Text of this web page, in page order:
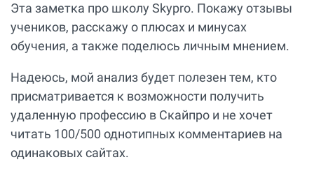
Эта заметка про школу Skypro. Покажу отзывы
учеников, расскажу о плюсах и минусах
обучения, а также поделюсь личным мнением.
Надеюсь, мой анализ будет полезен тем, кто
присматривается к возможности получить
удаленную профессию в Скайпро и не хочет
читать 100/500 однотипных комментариев на
одинаковых сайтах.